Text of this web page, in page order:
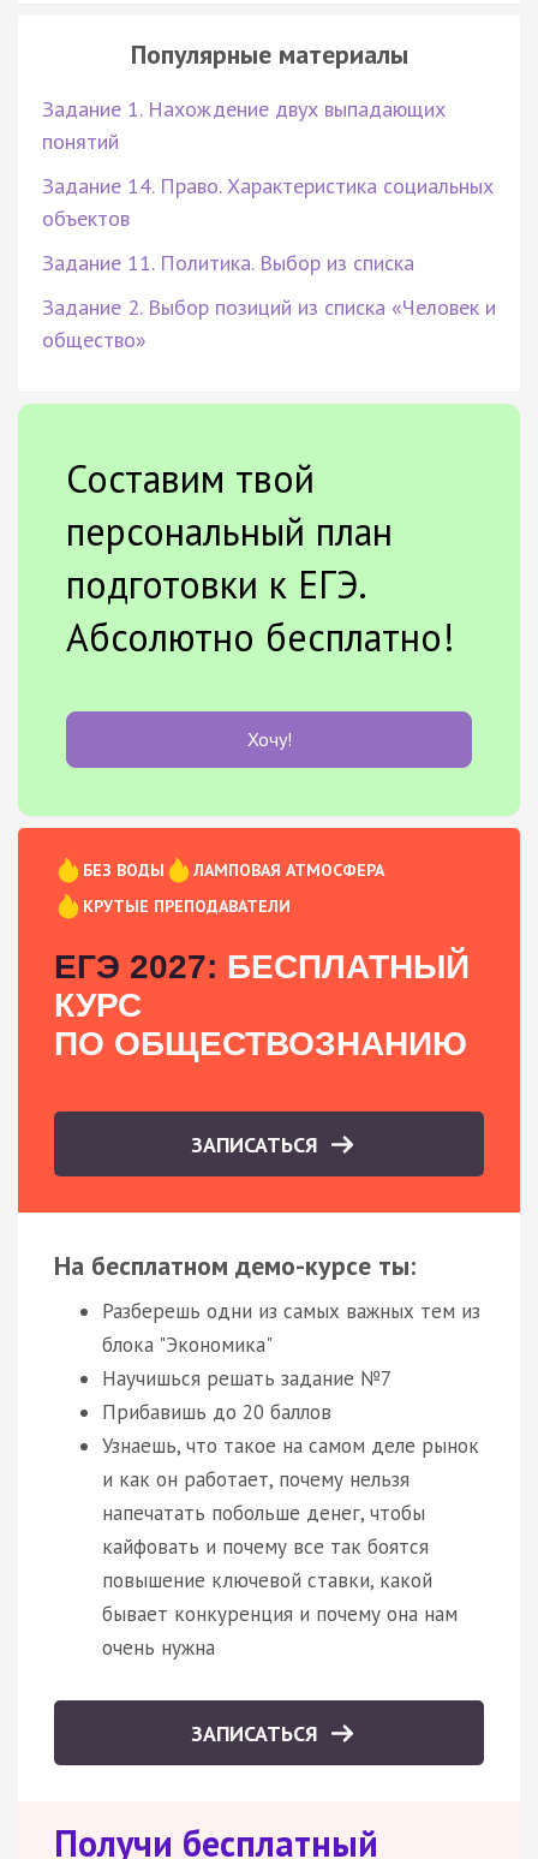
Популярные материалы
Задание 1. Нахождение двух выпадающих
понятий
Задание 14. Право. Характеристика социальных
объектов
Задание 11. Политика. Выбор из списка
Задание 2. Выбор позиций из списка «Человек и
общество»
Составим твой
персональный план
подготовки к ЕГЭ.
Абсолютно бесплатно!
Хочу!
БЕЗ ВОДЫ
ЛАМПОВАЯ АТМОСФЕРА
КРУТЫЕ ПРЕПОДАВАТЕЛИ
ЕГЭ 2027: БЕСПЛАТНЫЙ
КУРС
ПО ОБЩЕСТВОЗНАНИЮ
ЗАПИСАТЬСЯ
На бесплатном демо-курсе ты:
Разберешь одни из самых важных тем из
блока "Экономика"
Научишься решать задание №7
Прибавишь до 20 баллов
Узнаешь, что такое на самом деле рынок
и как он работает, почему нельзя
напечатать побольше денег, чтобы
кайфовать и почему все так боятся
повышение ключевой ставки, какой
бывает конкуренция и почему она нам
очень нужна
ЗАПИСАТЬСЯ
Получи бесплатный